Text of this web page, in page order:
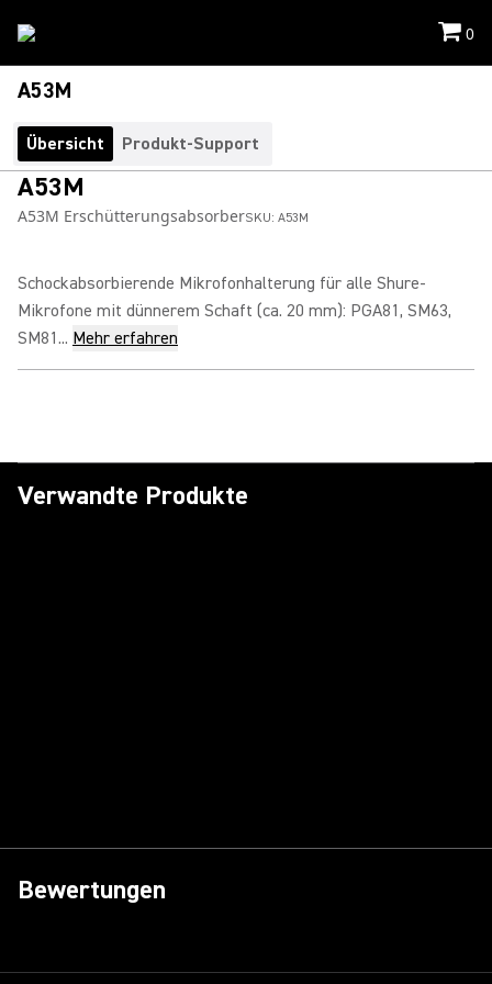
0
A53M
Übersicht Produkt-Support
A53M
A53M ErschütterungsabsorberSKU: A53M
Schockabsorbierende Mikrofonhalterung für alle Shure-
Mikrofone mit dünnerem Schaft (ca. 20 mm): PGA81, SM63,
SM81... Mehr erfahren
Verwandte Produkte
Bewertungen